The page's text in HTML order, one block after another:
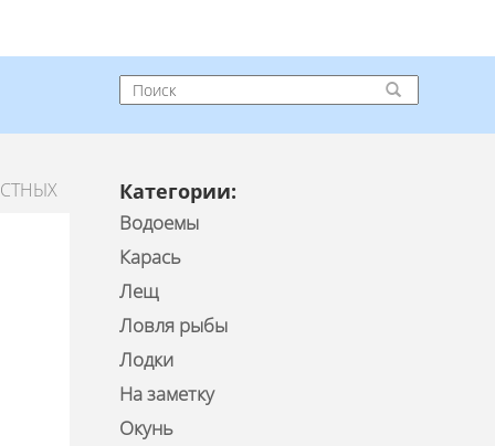
Категории:
Водоемы
Карась
Лещ
Ловля рыбы
Лодки
На заметку
Окунь